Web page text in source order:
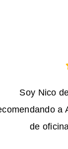
Soy Nico
a
de